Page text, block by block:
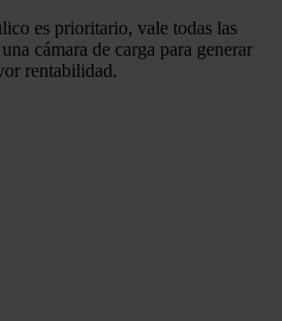
es prioritario, vale todas las
cámara de carga para generar
rentabilidad.